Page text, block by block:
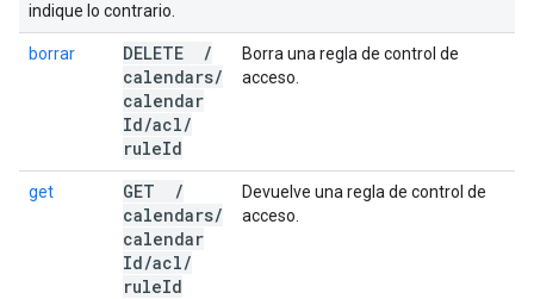
indique lo contrario.
borrar DELETE
/
calendars/
calendar
Id/acl/
ruleId
Borra una regla de control de
acceso.
get GET
/
calendars/
calendar
Id/acl/
ruleId
Devuelve una regla de control de
acceso.